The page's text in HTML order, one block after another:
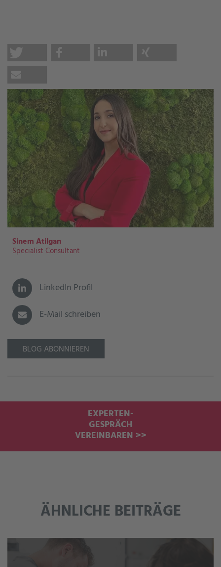
Sinem Atilgan
Specialist Consultant
LinkedIn Profil
E-Mail schreiben
BLOG ABONNIEREN
EXPERTEN-
GESPRÄCH
VEREINBAREN >>
ÄHNLICHE BEITRÄGE